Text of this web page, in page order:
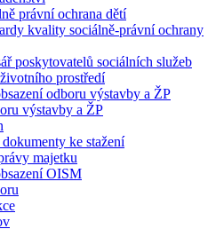
právní ochrana dětí
kvality sociálně-právní ochrany
poskytovatelů sociálních služeb
prostředí
odboru výstavby a ŽP
výstavby a ŽP
ke stažení
majetku
OISM